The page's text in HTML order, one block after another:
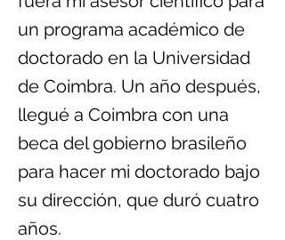
un programa académico de
doctorado en la Universidad
de Coimbra. Un año después,
llegué a Coimbra con una
beca del gobierno brasileño
para hacer mi doctorado bajo
su dirección, que duró cuatro
años.